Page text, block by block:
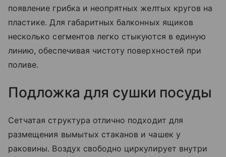
появление грибка и неопрятных желтых кругов на
пластике. Для габаритных балконных ящиков
несколько сегментов легко стыкуются в единую
линию, обеспечивая чистоту поверхностей при
поливе.
Подложка для сушки посуды
Сетчатая структура отлично подходит для
размещения вымытых стаканов и чашек у
раковины. Воздух свободно циркулирует внутри